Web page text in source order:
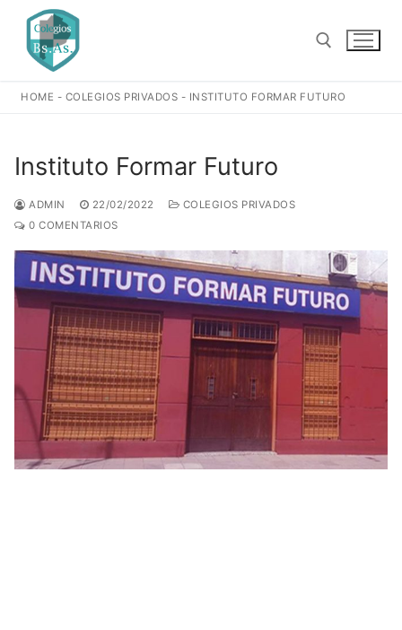
contenido
HOME - COLEGIOS PRIVADOS - INSTITUTO FORMAR FUTURO
Instituto Formar Futuro
ADMIN 22/02/2022
COLEGIOS PRIVADOS
0 COMENTARIOS